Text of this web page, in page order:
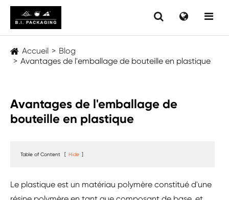
Accueil
Blog
Avantages de l'emballage de bouteille en plastique
Avantages de l'emballage de
bouteille en plastique
Table of Content [ Hide ]
Le plastique est un matériau polymère constitué d'une